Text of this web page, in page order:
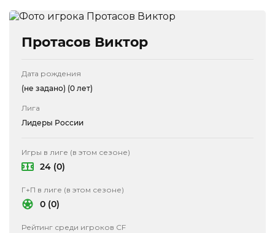
Протасов Виктор
Дата рождения
(не задано) (0 лет)
Лига
Лидеры России
Игры в лиге (в этом сезоне)
24 (0)
Г+П в лиге (в этом сезоне)
0 (0)
Рейтинг среди игроков CF